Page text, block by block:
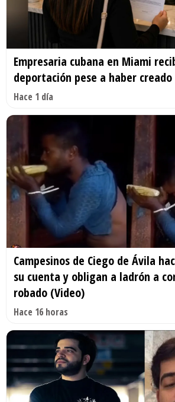
Empresaria cubana en Miami
deportación pese a haber
Hace 1 día
Campesinos de Ciego de Ávila
su cuenta y obligan a ladrón a
robado (Video)
Hace 16 horas